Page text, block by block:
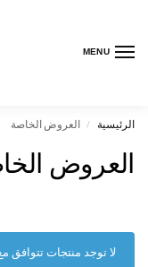
MENU
الرئيسية / العروض الخاصة
العروض
لا توجد منتجات تتوافق